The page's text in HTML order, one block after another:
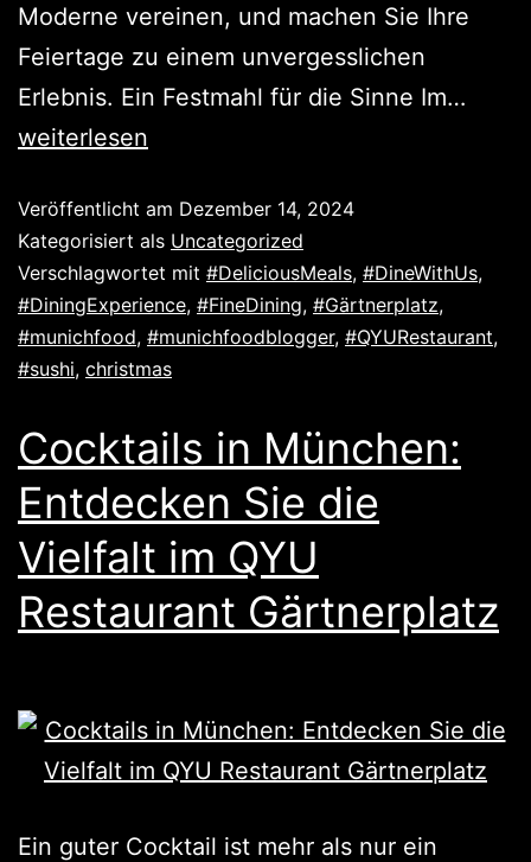
Moderne vereinen, und machen Sie Ihre
Feiertage zu einem unvergesslichen
Erlebnis. Ein Festmahl für die Sinne Im…
weiterlesen
Veröffentlicht am Dezember 14, 2024
Kategorisiert als Uncategorized
Verschlagwortet mit #DeliciousMeals, #DineWithUs,
#DiningExperience, #FineDining, #Gärtnerplatz,
#munichfood, #munichfoodblogger, #QYURestaurant,
#sushi, christmas
Cocktails in München:
Entdecken Sie die
Vielfalt im QYU
Restaurant Gärtnerplatz
Ein guter Cocktail ist mehr als nur ein